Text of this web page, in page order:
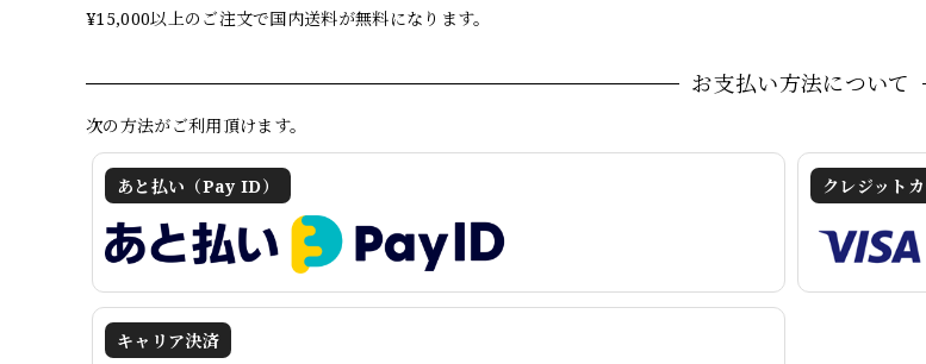
¥15,000以上のご注文で国内送料が無料になります。
お支払い方法について
次の方法がご利用頂けます。
あと払い（Pay ID） クレジット
キャリア決済